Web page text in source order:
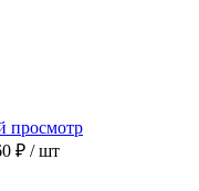
просмотр
₽ / шт